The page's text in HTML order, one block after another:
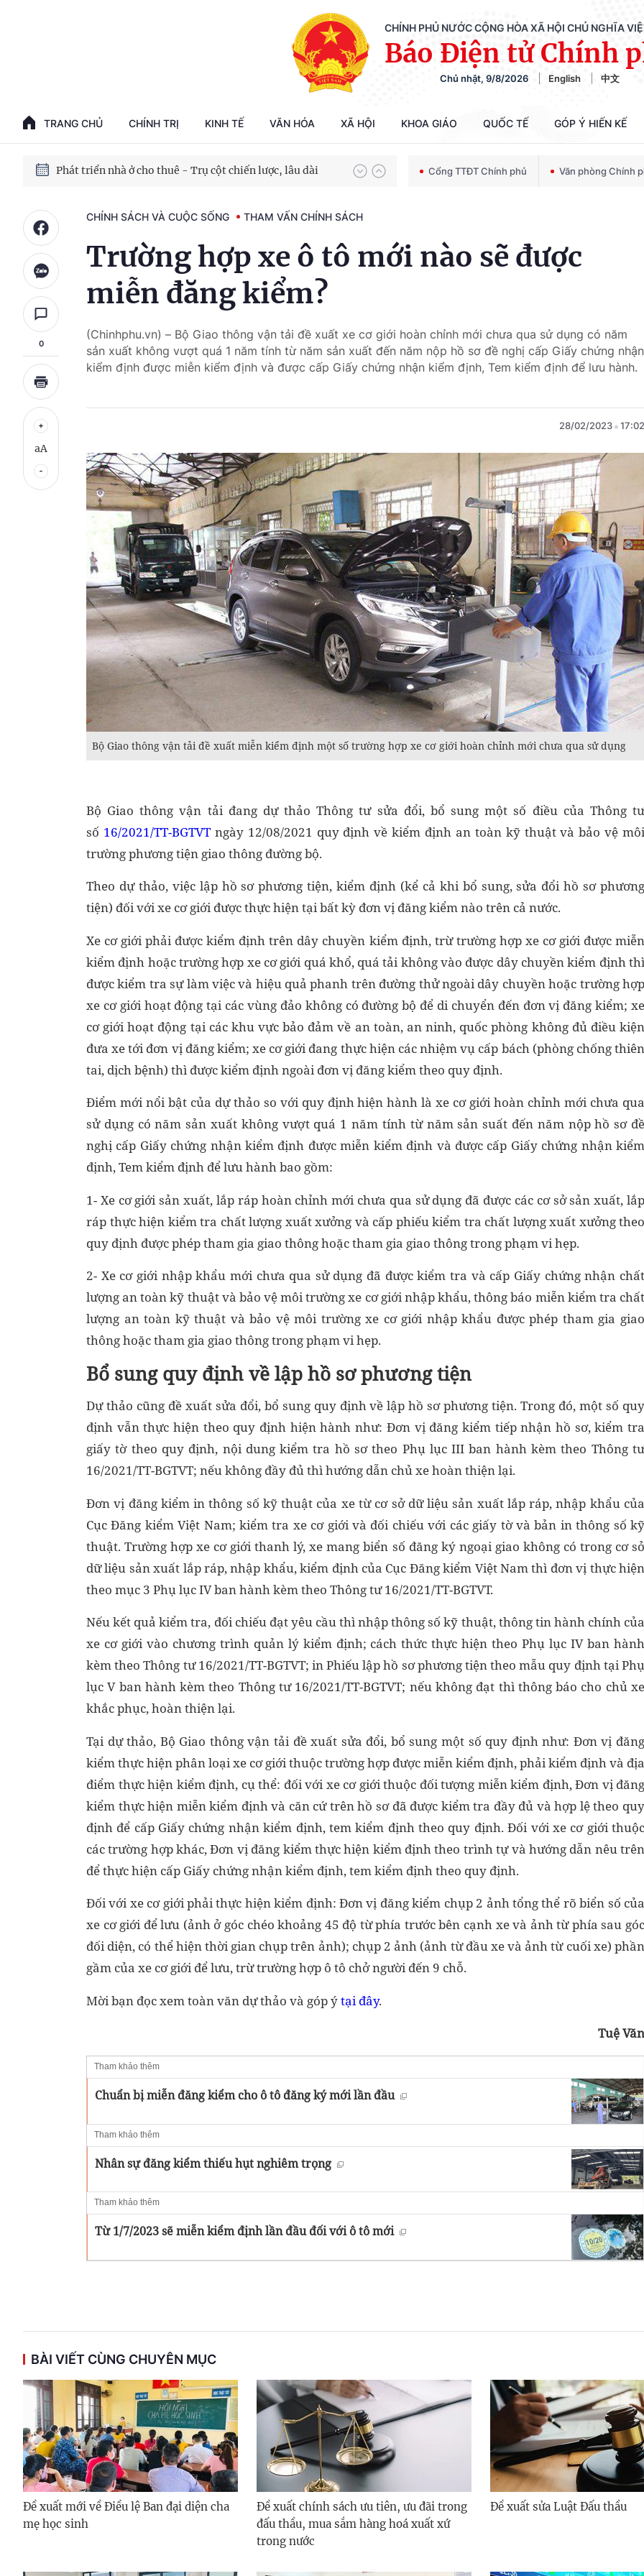
CHÍNH PHỦ NƯỚC CỘNG HÒA XÃ HỘI CHỦ NGHĨA
Báo Điện tử Chính
Chủ nhật, 9/8/2026 English 中文
TRANG CHỦ CHÍNH TRỊ KINH TẾ VĂN HÓA XÃ HỘI KHOA GIÁO QUỐC TẾ GÓP Ý HIẾN KẾ
Phát triển kinh tế nhà nước trong kỷ nguyên mới
Chiến dịch 500 ngày đêm tìm kiếm, quy tập và xác định danh tính hài cốt liệt sĩ
Bảo vệ nền tảng tư tưởng của Đảng trong kỷ nguyên phát triển mới
Phát triển nhà ở cho thuê - Trụ cột chiến lược, lâu dài Cổng TTĐT Chính phủ Văn phòng Chính
0
aA
CHÍNH SÁCH VÀ CUỘC SỐNG THAM VẤN CHÍNH SÁCH
Trường hợp xe ô tô mới nào sẽ được
miễn đăng kiểm?
(Chinhphu.vn) – Bộ Giao thông vận tải đề xuất xe cơ giới hoàn chỉnh mới chưa qua sử dụng có năm
sản xuất không vượt quá 1 năm tính từ năm sản xuất đến năm nộp hồ sơ đề nghị cấp Giấy chứng nhận
kiểm định được miễn kiểm định và được cấp Giấy chứng nhận kiểm định, Tem kiểm định để lưu hành.
28/02/2023 17:02
Bộ Giao thông vận tải đề xuất miễn kiểm định một số trường hợp xe cơ giới hoàn chỉnh mới chưa qua sử dụng
Bộ Giao thông vận tải đang dự thảo Thông tư sửa đổi, bổ sung một số điều của Thông tư
số 16/2021/TT-BGTVTngày 12/08/2021 quy định về kiểm định an toàn kỹ thuật và bảo vệ môi
trường phương tiện giao thông đường bộ.
Theo dự thảo, việc lập hồ sơ phương tiện, kiểm định (kể cả khi bổ sung, sửa đổi hồ sơ phương
tiện) đối với xe cơ giới được thực hiện tại bất kỳ đơn vị đăng kiểm nào trên cả nước.
Xe cơ giới phải được kiểm định trên dây chuyền kiểm định, trừ trường hợp xe cơ giới được miễn
kiểm định hoặc trường hợp xe cơ giới quá khổ, quá tải không vào được dây chuyền kiểm định thì
được kiểm tra sự làm việc và hiệu quả phanh trên đường thử ngoài dây chuyền hoặc trường hợp
xe cơ giới hoạt động tại các vùng đảo không có đường bộ để di chuyển đến đơn vị đăng kiểm; xe
cơ giới hoạt động tại các khu vực bảo đảm về an toàn, an ninh, quốc phòng không đủ điều kiện
đưa xe tới đơn vị đăng kiểm; xe cơ giới đang thực hiện các nhiệm vụ cấp bách (phòng chống thiên
tai, dịch bệnh) thì được kiểm định ngoài đơn vị đăng kiểm theo quy định.
Điểm mới nổi bật của dự thảo so với quy định hiện hành là xe cơ giới hoàn chỉnh mới chưa qua
sử dụng có năm sản xuất không vượt quá 1 năm tính từ năm sản suất đến năm nộp hồ sơ đề
nghị cấp Giấy chứng nhận kiểm định được miễn kiểm định và được cấp Giấy chứng nhận kiểm
định, Tem kiểm định để lưu hành bao gồm:
1- Xe cơ giới sản xuất, lắp ráp hoàn chỉnh mới chưa qua sử dụng đã được các cơ sở sản xuất, lắp
ráp thực hiện kiểm tra chất lượng xuất xưởng và cấp phiếu kiểm tra chất lượng xuất xưởng theo
quy định được phép tham gia giao thông hoặc tham gia giao thông trong phạm vi hẹp.
2- Xe cơ giới nhập khẩu mới chưa qua sử dụng đã được kiểm tra và cấp Giấy chứng nhận chất
lượng an toàn kỹ thuật và bảo vệ môi trường xe cơ giới nhập khẩu, thông báo miễn kiểm tra chất
lượng an toàn kỹ thuật và bảo vệ môi trường xe cơ giới nhập khẩu được phép tham gia giao
thông hoặc tham gia giao thông trong phạm vi hẹp.
Bổ sung quy định về lập hồ sơ phương tiện
Dự thảo cũng đề xuất sửa đổi, bổ sung quy định về lập hồ sơ phương tiện. Trong đó, một số quy
định vẫn thực hiện theo quy định hiện hành như: Đơn vị đăng kiểm tiếp nhận hồ sơ, kiểm tra
giấy tờ theo quy định, nội dung kiểm tra hồ sơ theo Phụ lục III ban hành kèm theo Thông tư
16/2021/TT-BGTVT; nếu không đầy đủ thì hướng dẫn chủ xe hoàn thiện lại.
Đơn vị đăng kiểm in thông số kỹ thuật của xe từ cơ sở dữ liệu sản xuất lắp ráp, nhập khẩu của
Cục Đăng kiểm Việt Nam; kiểm tra xe cơ giới và đối chiếu với các giấy tờ và bản in thông số kỹ
thuật. Trường hợp xe cơ giới thanh lý, xe mang biển số đăng ký ngoại giao không có trong cơ sở
dữ liệu sản xuất lắp ráp, nhập khẩu, kiểm định của Cục Đăng kiểm Việt Nam thì đơn vị thực hiện
theo mục 3 Phụ lục IV ban hành kèm theo Thông tư 16/2021/TT-BGTVT.
Nếu kết quả kiểm tra, đối chiếu đạt yêu cầu thì nhập thông số kỹ thuật, thông tin hành chính của
xe cơ giới vào chương trình quản lý kiểm định; cách thức thực hiện theo Phụ lục IV ban hành
kèm theo Thông tư 16/2021/TT-BGTVT; in Phiếu lập hồ sơ phương tiện theo mẫu quy định tại Phụ
lục V ban hành kèm theo Thông tư 16/2021/TT-BGTVT; nếu không đạt thì thông báo cho chủ xe
khắc phục, hoàn thiện lại.
Tại dự thảo, Bộ Giao thông vận tải đề xuất sửa đổi, bổ sung một số quy định như: Đơn vị đăng
kiểm thực hiện phân loại xe cơ giới thuộc trường hợp được miễn kiểm định, phải kiểm định và địa
điểm thực hiện kiểm định, cụ thể: đối với xe cơ giới thuộc đối tượng miễn kiểm định, Đơn vị đăng
kiểm thực hiện miễn kiểm định và căn cứ trên hồ sơ đã được kiểm tra đầy đủ và hợp lệ theo quy
định để cấp Giấy chứng nhận kiểm định, tem kiểm định theo quy định. Đối với xe cơ giới thuộc
các trường hợp khác, Đơn vị đăng kiểm thực hiện kiểm định theo trình tự và hướng dẫn nêu trên
để thực hiện cấp Giấy chứng nhận kiểm định, tem kiểm định theo quy định.
Đối với xe cơ giới phải thực hiện kiểm định: Đơn vị đăng kiểm chụp 2 ảnh tổng thể rõ biển số của
xe cơ giới để lưu (ảnh ở góc chéo khoảng 45 độ từ phía trước bên cạnh xe và ảnh từ phía sau góc
đối diện, có thể hiện thời gian chụp trên ảnh); chụp 2 ảnh (ảnh từ đầu xe và ảnh từ cuối xe) phần
gầm của xe cơ giới để lưu, trừ trường hợp ô tô chở người đến 9 chỗ.
Mời bạn đọc xem toàn văn dự thảo và góp ýtại đây.
Tuệ Văn
Tham khảo thêm
Chuẩn bị miễn đăng kiểm cho ô tô đăng ký mới lần đầu
Tham khảo thêm
Nhân sự đăng kiểm thiếu hụt nghiêm trọng
Tham khảo thêm
Từ 1/7/2023 sẽ miễn kiểm định lần đầu đối với ô tô mới
BÀI VIẾT CÙNG CHUYÊN MỤC
Đề xuất mới về Điều lệ Ban đại diện cha
mẹ học sinh
Đề xuất chính sách ưu tiên, ưu đãi trong
đấu thầu, mua sắm hàng hoá xuất xứ
trong nước
Đề xuất sửa Luật Đấu thầu